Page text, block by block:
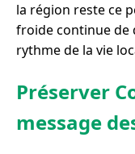
la région reste ce
froide continue de
rythme de la vie
Préserver
message